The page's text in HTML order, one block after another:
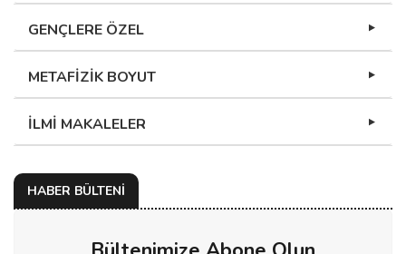
GENÇLERE ÖZEL
METAFİZİK BOYUT
İLMİ MAKALELER
HABER BÜLTENİ